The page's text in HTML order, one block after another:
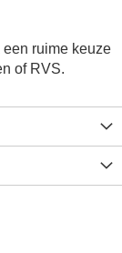
ruime keuze
of RVS.